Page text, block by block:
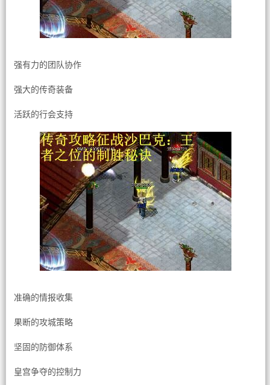
强有力的团队协作
强大的传奇装备
活跃的行会支持
准确的情报收集
果断的攻城策略
坚固的防御体系
皇宫争夺的控制力